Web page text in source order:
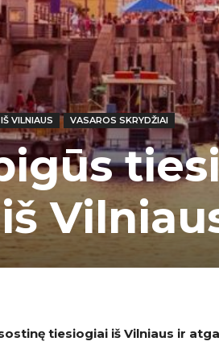
VILNIAUS VASAROS SKRYDŽIAI
tiesiogiai iš Vilniaus ir